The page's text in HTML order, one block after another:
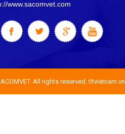
www.sacomvet.com
All rights reserved. tltvietnam.vn